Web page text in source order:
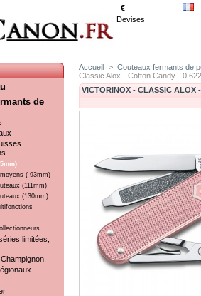
€
Devises
de
(-93mm)
(111mm)
(130mm)
limitées,
Accueil > Couteaux fermants de
Classic Alox - Cotton Candy -
VICTORINOX - CLASSIC ALOX